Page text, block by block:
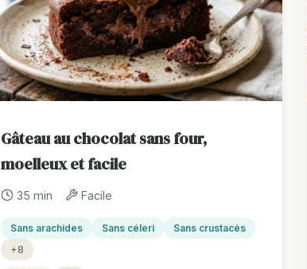
Gâteau au chocolat sans four,
moelleux et facile
35 min Facile
Sans arachides Sans céleri
Sans crustacés
+8